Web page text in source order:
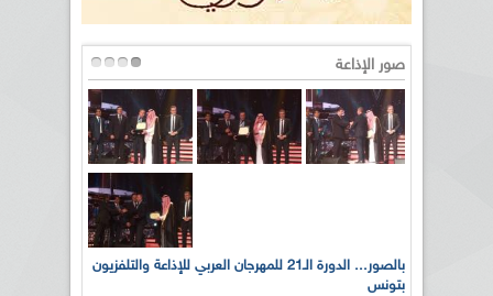
صور الإذاعة
بالصور... الدورة الـ21 للمهرجان العربي للإذاعة والتلفزيون
بتونس